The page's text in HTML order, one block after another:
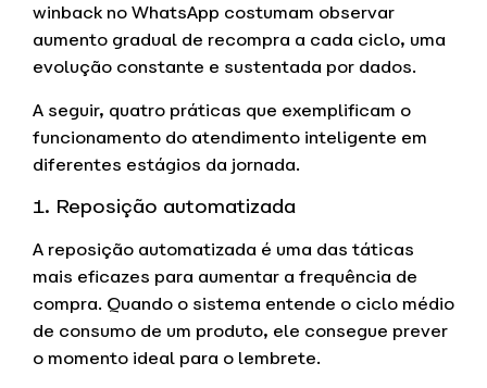
winback no WhatsApp costumam observar
aumento gradual de recompra a cada ciclo, uma
evolução constante e sustentada por dados.
A seguir, quatro práticas que exemplificam o
funcionamento do atendimento inteligente em
diferentes estágios da jornada.
1. Reposição automatizada
A reposição automatizada é uma das táticas
mais eficazes para aumentar a frequência de
compra. Quando o sistema entende o ciclo médio
de consumo de um produto, ele consegue prever
o momento ideal para o lembrete.